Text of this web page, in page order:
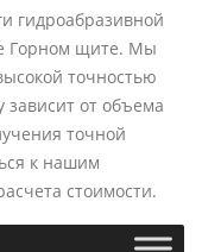
гидроабразивной
Горном щите. Мы
точностью
зависит от объема
точной
к нашим
стоимости.